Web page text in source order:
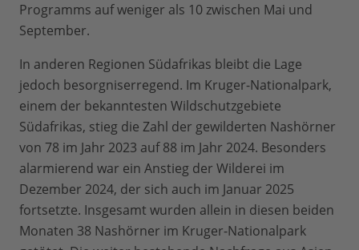
Programms auf weniger als 10 zwischen Mai und
September.
In anderen Regionen Südafrikas bleibt die Lage
jedoch besorgniserregend. Im Kruger-Nationalpark,
einem der bekanntesten Wildschutzgebiete
Südafrikas, stieg die Zahl der gewilderten Nashörner
von 78 im Jahr 2023 auf 88 im Jahr 2024. Besonders
alarmierend war ein Anstieg der Wilderei im
Dezember 2024, der sich auch im Januar 2025
fortsetzte. Insgesamt wurden allein in diesen beiden
Monaten 38 Nashörner im Kruger-Nationalpark